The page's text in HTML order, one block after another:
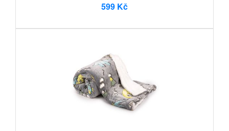
599 Kč